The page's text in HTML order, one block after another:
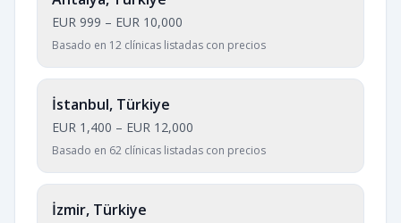
EUR 999 – EUR 10,000
Basado en 12 clínicas listadas con precios
İstanbul, Türkiye
EUR 1,400 – EUR 12,000
Basado en 62 clínicas listadas con precios
İzmir, Türkiye